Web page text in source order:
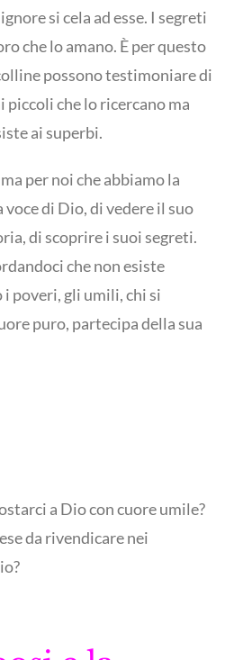
si cela ad esse. I segreti
che lo amano. È per questo
possono testimoniare di
piccoli che lo ricercano ma
ai superbi.
per noi che abbiamo la
di Dio, di vedere il suo
di scoprire i suoi segreti.
che non esiste
poveri, gli umili, chi si
puro, partecipa della sua
a Dio con cuore umile?
da rivendicare nei